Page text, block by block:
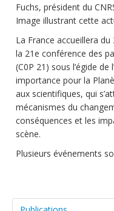
Fuchs, président du
Image illustrant cette
La France accueillera
la 21e conférence des
(C0P 21) sous l’égide de
importance pour la
aux scientifiques, qui
mécanismes du
conséquences et les
scène.
Plusieurs événements